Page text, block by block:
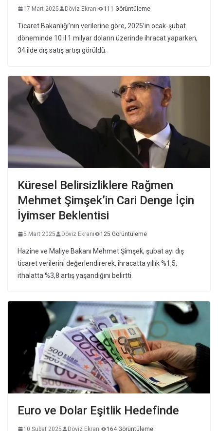
17 Mart 2025 Döviz Ekranı 111 Görüntüleme
Ticaret Bakanlığı’nın verilerine göre, 2025’in ocak-şubat
döneminde 10 il 1 milyar doların üzerinde ihracat yaparken,
34 ilde dış satış artışı görüldü.
Küresel Belirsizliklere Rağmen
Mehmet Şimşek’in Cari Denge İçin
İyimser Beklentisi
5 Mart 2025 Döviz Ekranı 125 Görüntüleme
Hazine ve Maliye Bakanı Mehmet Şimşek, şubat ayı dış
ticaret verilerini değerlendirerek, ihracatta yıllık %1,5,
ithalatta %3,8 artış yaşandığını belirtti.
Euro ve Dolar Eşitlik Hedefinde
10 Şubat 2025 Döviz Ekranı 164 Görüntüleme